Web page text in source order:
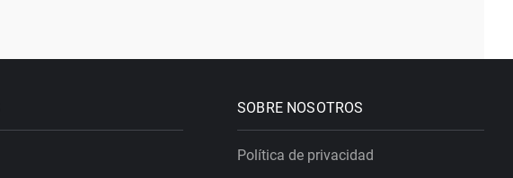
SOBRE NOSOTROS
Política de privacidad